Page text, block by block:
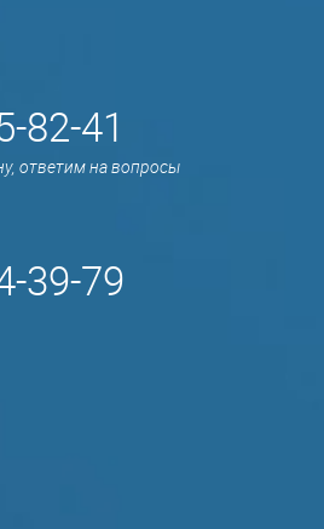
82-41
ответим на вопросы
39-79